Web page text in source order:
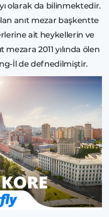
olarak da bilinmektedir.
anıt mezar başkentte
ait heykellerin ve
2011 yılında ölen
İl de defnedilmiştir.